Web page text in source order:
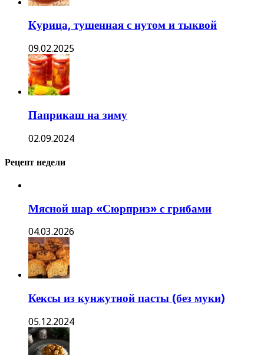
Курица, тушенная с нутом и тыквой
09.02.2025
Паприкаш на зиму
02.09.2024
Рецепт недели
Мясной шар «Сюрприз» с грибами
04.03.2026
Кексы из кунжутной пасты (без муки)
05.12.2024